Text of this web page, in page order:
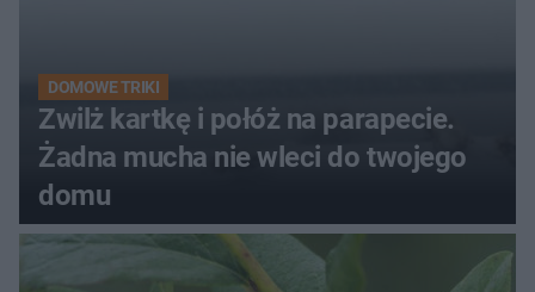
DOMOWE TRIKI
Zwilż kartkę i połóż na parapecie.
Żadna mucha nie wleci do twojego
domu